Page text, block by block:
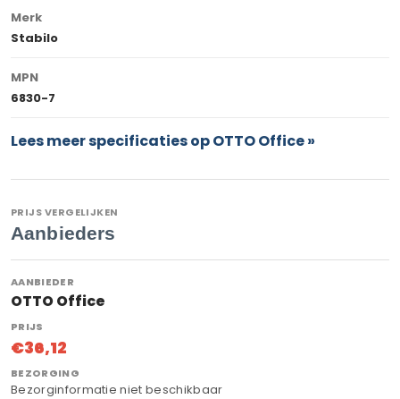
Merk
Stabilo
MPN
6830-7
Lees meer specificaties op OTTO Office »
PRIJS VERGELIJKEN
Aanbieders
OTTO Office
€36,12
Bezorginformatie niet beschikbaar